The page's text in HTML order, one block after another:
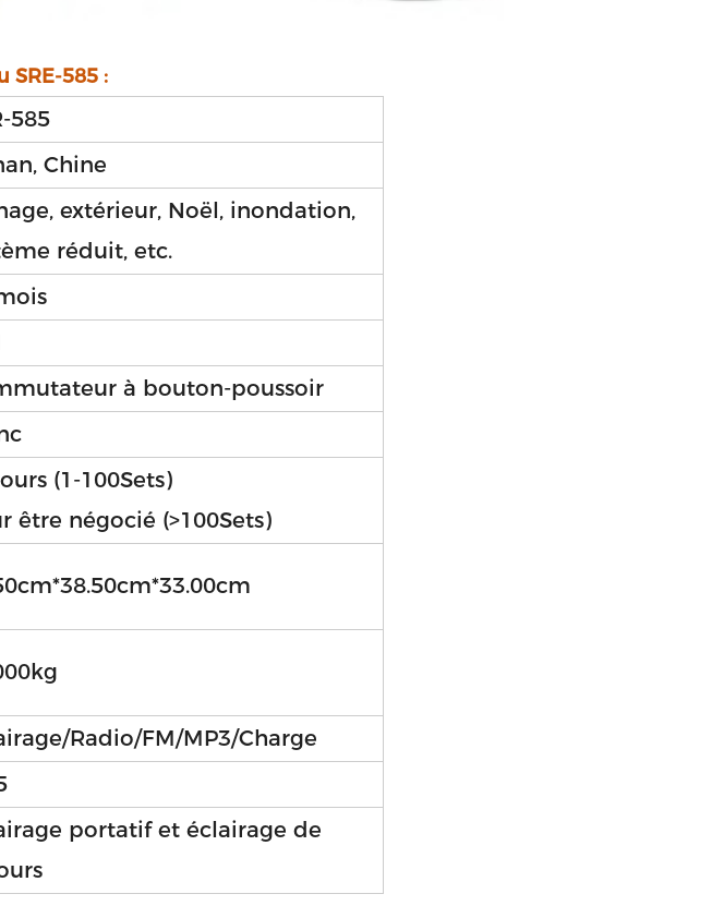
SRE-585 :
585
Chine
extérieur, Noël, inondation,
réduit, etc.
à bouton-poussoir
(1-100Sets)
être négocié (>100Sets)
Radio/FM/MP3/Charge
portatif et éclairage de